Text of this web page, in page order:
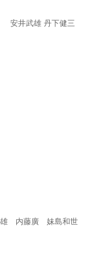
井武雄 丹下健三
内藤廣 妹島和世